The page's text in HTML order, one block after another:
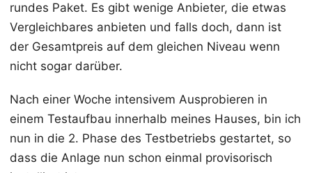
rundes Paket. Es gibt wenige Anbieter, die etwas
Vergleichbares anbieten und falls doch, dann ist
der Gesamtpreis auf dem gleichen Niveau wenn
nicht sogar darüber.
Nach einer Woche intensivem Ausprobieren in
einem Testaufbau innerhalb meines Hauses, bin ich
nun in die 2. Phase des Testbetriebs gestartet, so
dass die Anlage nun schon einmal provisorisch